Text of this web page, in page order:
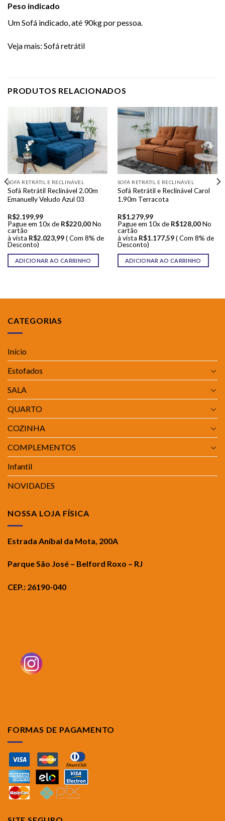
Peso indicado
UmSofá indicado, até 90kg por pessoa.
Veja mais: Sofá retrátil
PRODUTOS RELACIONADOS
SOFÁ RETRÁTIL E RECLINÁVEL
Sofá Retrátil Reclinável 2.00m
Emanuelly Veludo Azul 03
R$2.199,99
Pague em 10x de R$220,00 No
cartão
à vista R$2.023,99 ( Com 8% de
Desconto)
ADICIONAR AO CARRINHO
SOFÁ RETRÁTIL E RECLINÁVEL
Sofá Retrátil e Reclinável Carol
1.90m Terracota
R$1.279,99
Pague em 10x de R$128,00 No
cartão
à vista R$1.177,59 ( Com 8% de
Desconto)
ADICIONAR AO CARRINHO
CATEGORIAS
Início
Estofados
SALA
QUARTO
COZINHA
COMPLEMENTOS
Infantil
NOVIDADES
NOSSA LOJA FÍSICA
Estrada Aníbal da Mota, 200A
Parque São José – Belford Roxo – RJ
CEP.: 26190-040
FORMAS DE PAGAMENTO